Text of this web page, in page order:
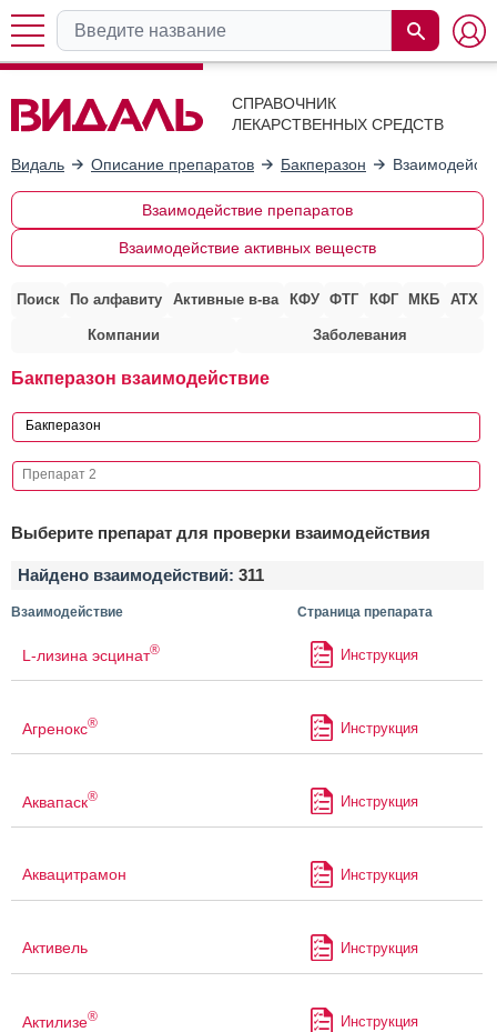
СПРАВОЧНИК
ЛЕКАРСТВЕННЫХ СРЕДСТВ
Видаль Описание препаратов Бакперазон
Взаимодействие препаратов
Взаимодействие активных веществ
Поиск По алфавиту Активные в-ва КФУ ФТГ КФГ МКБ АТХ
Компании Заболевания
Бакперазон взаимодействие
Выберите препарат для проверки взаимодействия
Найдено взаимодействий: 311
Взаимодействие Страница препарата
L-лизина эсцинат® Инструкция
Агренокс® Инструкция
Аквапаск® Инструкция
Аквацитрамон Инструкция
Активель Инструкция
Актилизе® Инструкция